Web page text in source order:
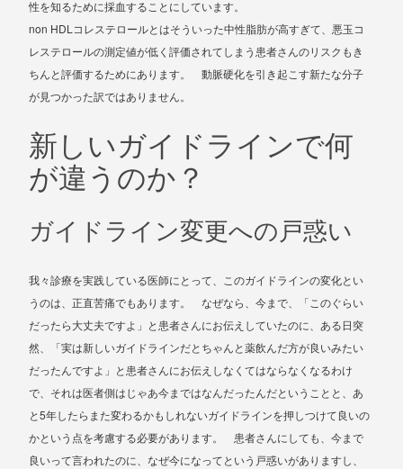
性を知るために採血することにしています。
non HDL コレステロールとはそういった中性脂肪が高すぎて、悪玉コ
レステロールの測定値が低く評価されてしまう患者さんのリスクもき
ちんと評価するためにあります。 動脈硬化を引き起こす新たな分子
が見つかった訳ではありません。
新しいガイドラインで何
が違うのか？
ガイドライン変更への戸惑い
我々診療を実践している医師にとって、このガイドラインの変化とい
うのは、正直苦痛でもあります。 なぜなら、今まで、「このぐらい
だったら大丈夫ですよ」と患者さんにお伝えしていたのに、ある日突
然、「実は新しいガイドラインだとちゃんと薬飲んだ方が良いみたい
だったんですよ」と患者さんにお伝えしなくてはならなくなるわけ
で、それは医者側はじゃあ今まではなんだったんだということと、あ
と5年したらまた変わるかもしれないガイドラインを押しつけて良いの
かという点を考慮する必要があります。 患者さんにしても、今まで
良いって言われたのに、なぜ今になってという戸惑いがありますし、